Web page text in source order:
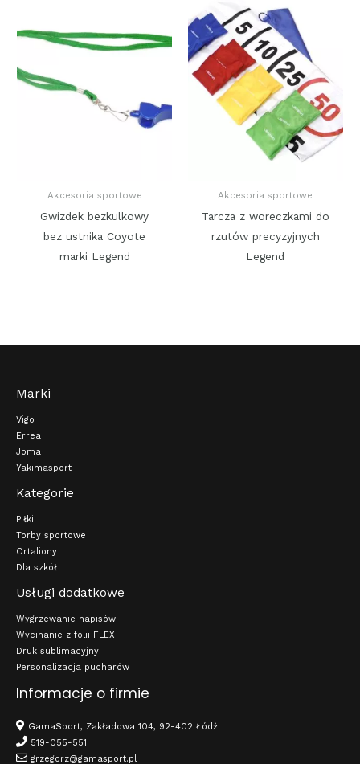
Akcesoria sportowe
Gwizdek bezkulkowy
bez ustnika Coyote
marki Legend
Akcesoria sportowe
Tarcza z woreczkami do
rzutów precyzyjnych
Legend
Marki
Vigo
Errea
Joma
Yakimasport
Kategorie
Piłki
Torby sportowe
Ortaliony
Dla szkół
Usługi dodatkowe
Wygrzewanie napisów
Wycinanie z folii FLEX
Druk sublimacyjny
Personalizacja pucharów
Informacje o firmie
GamaSport, Zakładowa 104, 92-402 Łódź
519-055-551
grzegorz@gamasport.pl